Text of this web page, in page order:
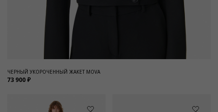
ЧЕРНЫЙ УКОРОЧЕННЫЙ ЖАКЕТ MOVA
73 900 ₽